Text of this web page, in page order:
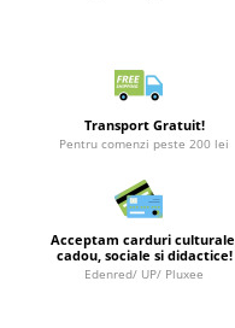
Studio Ghibli/My Neighbor
Minecraft
Transport Gratuit!
Pentru comenzi peste 200 lei
Acceptam carduri culturale,
cadou, sociale si didactice!
Edenred/ UP/ Pluxee